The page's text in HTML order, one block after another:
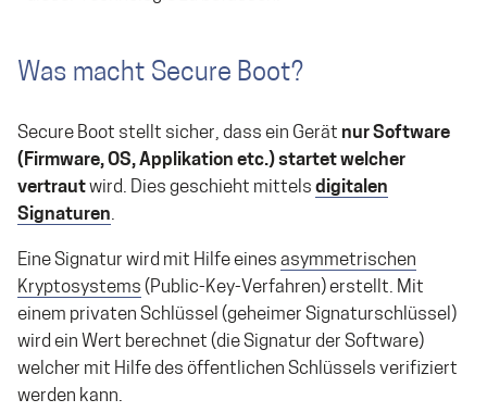
Was macht Secure Boot?
Secure Boot stellt sicher, dass ein Gerät nur Software
(Firmware, OS, Applikation etc.) startet welcher
vertrautwird. Dies geschieht mittels digitalen
Signaturen.
Eine Signatur wird mit Hilfe eines asymmetrischen
Kryptosystems (Public-Key-Verfahren) erstellt. Mit
einem privaten Schlüssel (geheimer Signaturschlüssel)
wird ein Wert berechnet (die Signatur der Software)
welcher mit Hilfe des öffentlichen Schlüssels verifiziert
werden kann.